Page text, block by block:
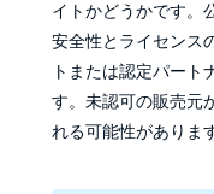
イトかどうかです。
安全性とライセンス
トまたは認定パート
す。未認可の販売元
れる可能性があります